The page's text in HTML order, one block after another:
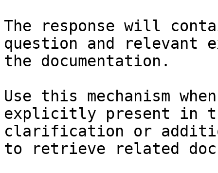
The response will
question and relevant
the documentation.
Use this mechanism
explicitly present in
clarification or